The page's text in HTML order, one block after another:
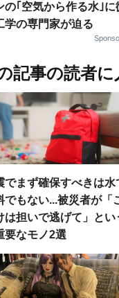
の｢空気から作る水｣に
学の専門家が迫る
記事の読者
でまず確保すべきは水
でもない...被災者が「
は担いで逃げて」とい
要なモノ2選